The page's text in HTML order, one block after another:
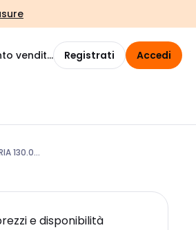
vendita Registrati Accedi
130.0...
e disponibilità